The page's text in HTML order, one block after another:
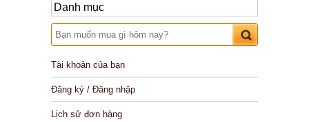
Danh mục
Tài khoản của bạn
Đăng ký / Đăng nhập
Lịch sử đơn hàng